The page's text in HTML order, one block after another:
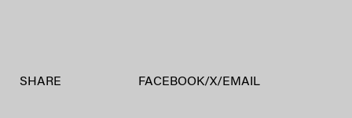
SHARE FACEBOOK/X/ EMAIL